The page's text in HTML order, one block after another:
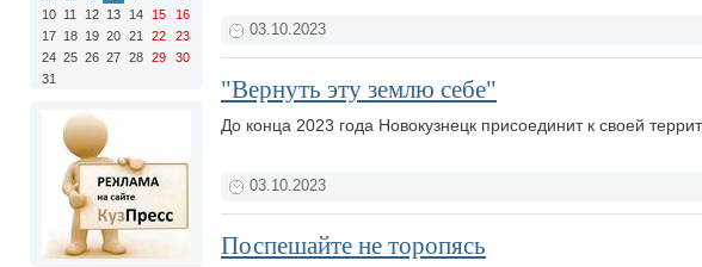
10 11 12 13 14 15
16
17 18 19 20 21 22
23
24 25 26 27 28 29
30
31
03.10.2023
"Вернуть эту землю себе"
До конца 2023 года Новокузнецк присоединит к своей
03.10.2023
Поспешайте не торопясь